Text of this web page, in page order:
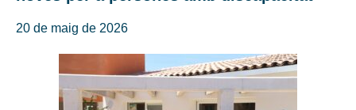
20 de maig de 2026